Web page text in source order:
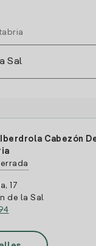
Cabezón
17
de la Sal